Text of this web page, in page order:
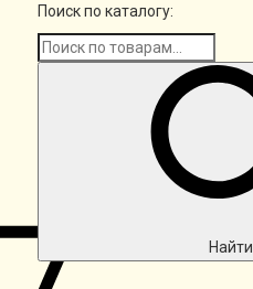
Поиск по каталогу:
Найти